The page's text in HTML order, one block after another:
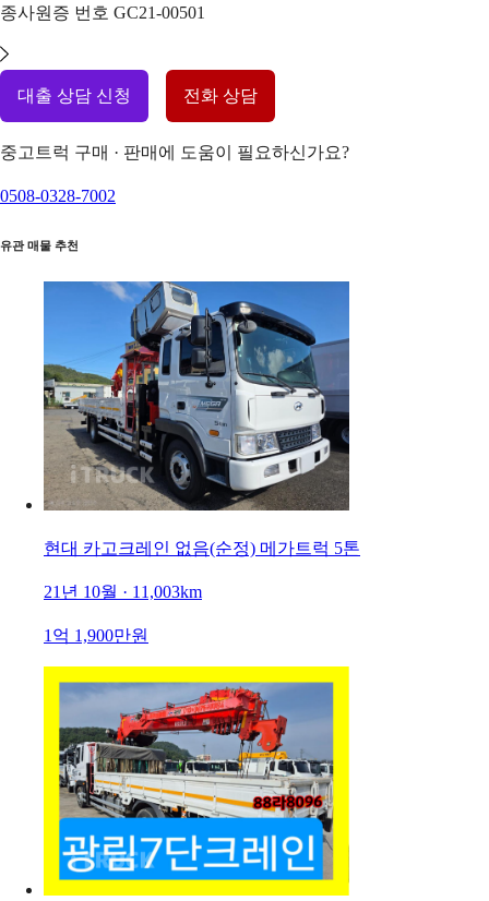
종사원증 번호 GC21-00501
대출 상담 신청 전화 상담
중고트럭 구매 · 판매에 도움이 필요하신가요?
0508-0328-7002
유관 매물 추천
현대 카고크레인 없음(순정) 메가트럭 5톤
21년 10월 · 11,003km
1억 1,900만원